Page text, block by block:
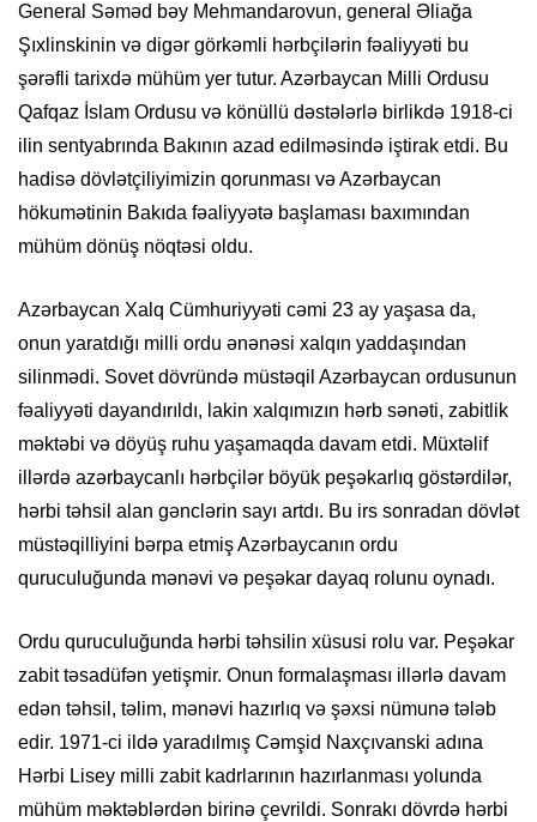
General Səməd bəy Mehmandarovun, general Əliağa
Şıxlinskinin və digər görkəmli hərbçilərin fəaliyyəti bu
şərəfli tarixdə mühüm yer tutur. Azərbaycan Milli Ordusu
Qafqaz İslam Ordusu və könüllü dəstələrlə birlikdə 1918-ci
ilin sentyabrında Bakının azad edilməsində iştirak etdi. Bu
hadisə dövlətçiliyimizin qorunması və Azərbaycan
hökumətinin Bakıda fəaliyyətə başlaması baxımından
mühüm dönüş nöqtəsi oldu.
Azərbaycan Xalq Cümhuriyyəti cəmi 23 ay yaşasa da,
onun yaratdığı milli ordu ənənəsi xalqın yaddaşından
silinmədi. Sovet dövründə müstəqil Azərbaycan ordusunun
fəaliyyəti dayandırıldı, lakin xalqımızın hərb sənəti, zabitlik
məktəbi və döyüş ruhu yaşamaqda davam etdi. Müxtəlif
illərdə azərbaycanlı hərbçilər böyük peşəkarlıq göstərdilər,
hərbi təhsil alan gənclərin sayı artdı. Bu irs sonradan dövlət
müstəqilliyini bərpa etmiş Azərbaycanın ordu
quruculuğunda mənəvi və peşəkar dayaq rolunu oynadı.
Ordu quruculuğunda hərbi təhsilin xüsusi rolu var. Peşəkar
zabit təsadüfən yetişmir. Onun formalaşması illərlə davam
edən təhsil, təlim, mənəvi hazırlıq və şəxsi nümunə tələb
edir. 1971-ci ildə yaradılmış Cəmşid Naxçıvanski adına
Hərbi Lisey milli zabit kadrlarının hazırlanması yolunda
mühüm məktəblərdən birinə çevrildi. Sonrakı dövrdə hərbi